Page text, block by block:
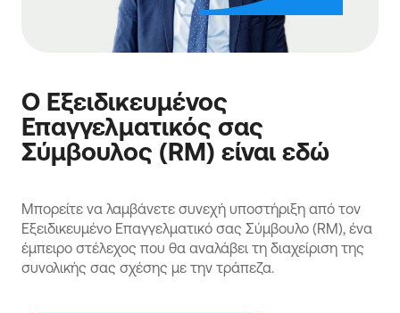
Ο Εξειδικευμένος
Επαγγελματικός σας
Σύμβουλος (RM) είναι εδώ
Μπορείτε να λαμβάνετε συνεχή υποστήριξη από τον
Εξειδικευμένο Επαγγελματικό σας Σύμβουλο (RM), ένα
έμπειρο στέλεχος που θα αναλάβει τη διαχείριση της
συνολικής σας σχέσης με την τράπεζα.